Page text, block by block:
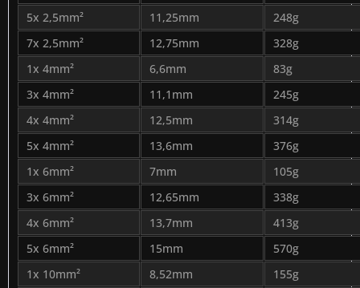
5x 2,5mm²
11,25mm
248g
7x 2,5mm²
12,75mm
328g
1x 4mm²
6,6mm
83g
3x 4mm²
11,1mm
245g
4x 4mm²
12,5mm
314g
5x 4mm²
13,6mm
376g
1x 6mm²
7mm
105g
3x 6mm²
12,65mm
338g
4x 6mm²
13,7mm
413g
5x 6mm²
15mm
570g
1x 10mm²
8,52mm
155g